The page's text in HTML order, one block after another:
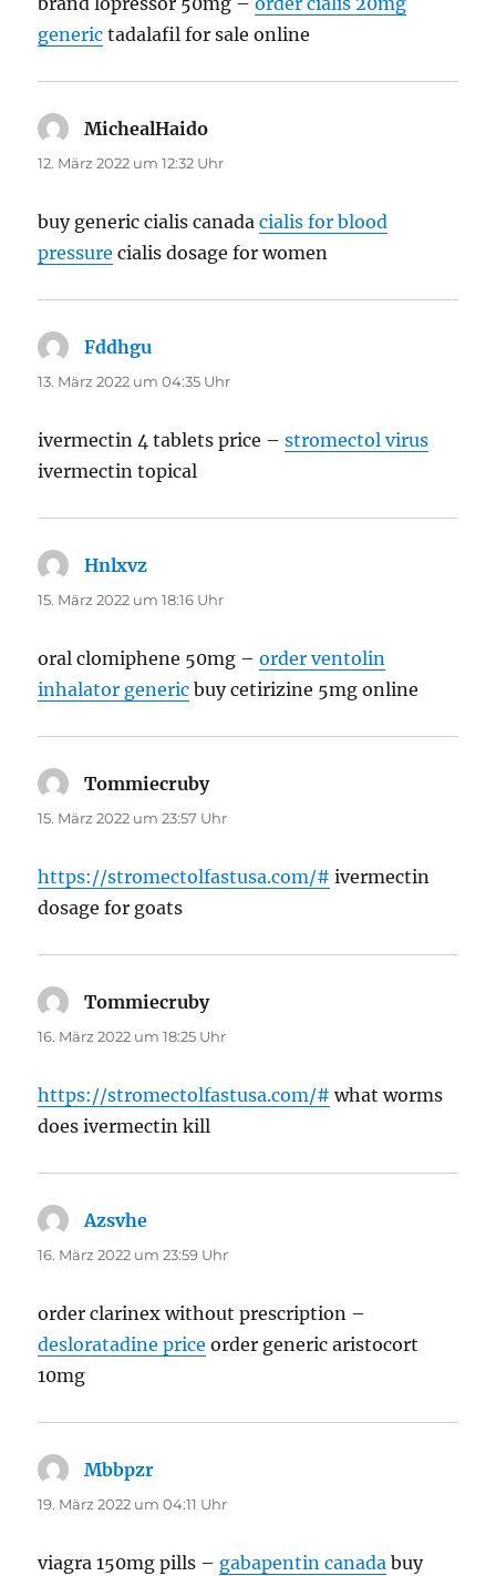
generic tadalafil for sale online
MichealHaido
12. März 2022 um 12:32 Uhr
buy generic cialis canadacialis for blood
pressure cialis dosage for women
Fddhgu
13. März 2022 um 04:35 Uhr
ivermectin 4 tablets price –stromectol virus
ivermectin topical
Hnlxvz
15. März 2022 um 18:16 Uhr
oral clomiphene 50mg –order ventolin
inhalator generic buy cetirizine 5mg online
Tommiecrubysagt:
15. März 2022 um 23:57 Uhr
https://stromectolfastusa.com/# ivermectin
dosage for goats
Tommiecrubysagt:
16. März 2022 um 18:25 Uhr
https://stromectolfastusa.com/# what worms
does ivermectin kill
Azsvhe
16. März 2022 um 23:59 Uhr
order clarinex without prescription –
desloratadine price order generic aristocort
10mg
Mbbpzr
19. März 2022 um 04:11 Uhr
viagra 150mg pills – gabapentin canada buy